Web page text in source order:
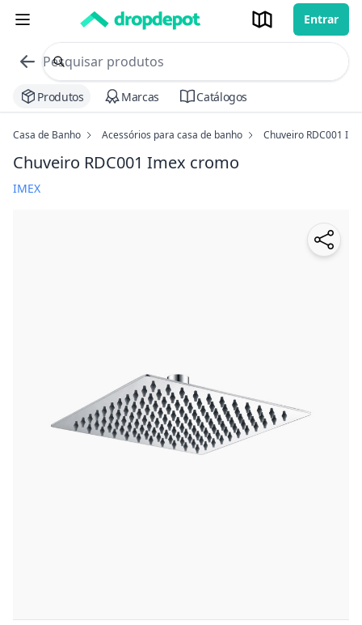
Entrar
commerce search no header
Procurar
Produtos Marcas Catálogos
Casa de Banho Acessórios para casa de banho Chuveiro RDC001
Chuveiro RDC001 Imex cromo
IMEX